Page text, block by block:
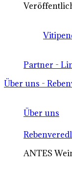
Partner -
Über uns -
Über uns
ANTES